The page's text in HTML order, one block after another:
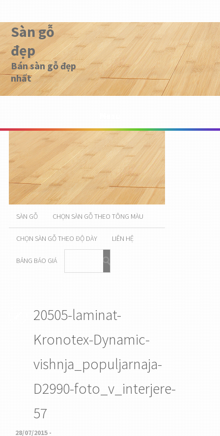
Sàn gỗ
đẹp
Bán sàn gỗ đẹp
nhất
SÀN GỖ CHỌN SÀN GỖ THEO TÔNG MÀU
CHỌN SÀN GỖ THEO ĐỘ DÀY LIÊN HỆ
BẢNG BÁO GIÁ
20505-laminat-
Kronotex-Dynamic-
vishnja_populjarnaja-
D2990-foto_v_interjere-
57
28/07/2015 -